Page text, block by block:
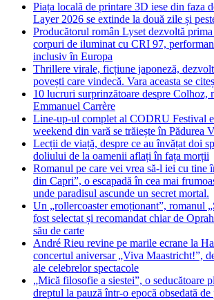
Piața locală de printare 3D iese din faza
Layer 2026 se extinde la două zile și
Producătorul român Lyset dezvoltă
corpuri de iluminat cu CRI 97,
inclusiv în Europa
Thrillere virale, ficțiune japoneză,
povești care vindecă. Vara aceasta se
10 lucruri surprinzătoare despre Colhoz,
Emmanuel Carrère
Line-up-ul complet al CODRU Festival
weekend din vară se trăiește în Pădurea
Lecții de viață, despre ce au învățat doi
doliului de la oamenii aflați în fața morții
Romanul pe care vei vrea să-l iei cu tine
din Capri”, o escapadă în cea mai
unde paradisul ascunde un secret mortal.
Un „rollercoaster emoționant”, romanul
fost selectat și recomandat chiar de
său de carte
André Rieu revine pe marile ecrane la
concertul aniversar „Viva Maastricht!”,
ale celebrelor spectacole
„Mică filosofie a siestei”, o seducătoare
dreptul la pauză într-o epocă obsedată